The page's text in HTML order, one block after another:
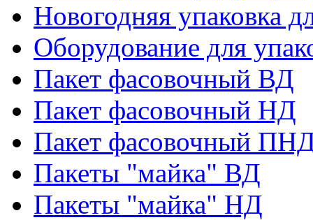
Новогодняя упаковка
Оборудование для
Пакет фасовочный ВД
Пакет фасовочный НД
Пакет фасовочный
Пакеты "майка" ВД
Пакеты "майка" НД